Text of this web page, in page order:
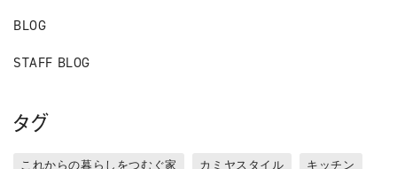
BLOG
STAFF BLOG
タグ
これからの暮らしをつむぐ家 カミヤスタイル キッチン